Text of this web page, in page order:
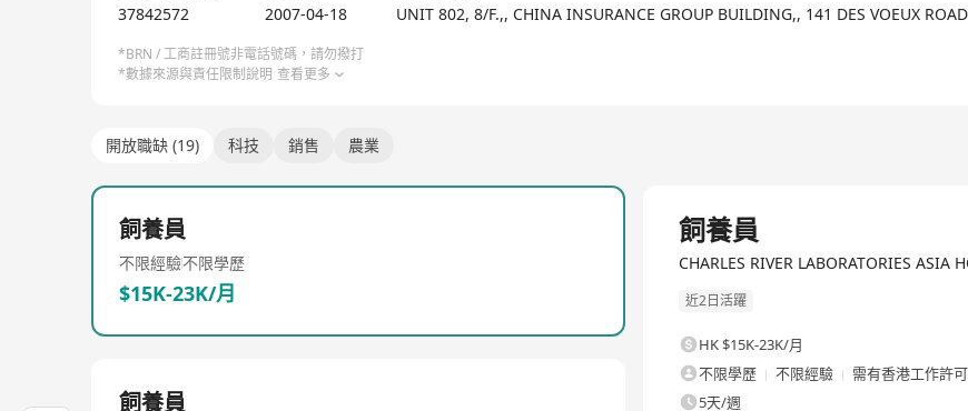
37842572 2007-04-18 UNIT 802, 8/F.,, CHINA INSURANCE GROUP BUILDING,, 141 DES VOEUX
*BRN / 工商註冊號非電話號碼，請勿撥打
*數據來源與責任限制說明 查看更多
開放職缺 (19) 科技 銷售 農業
飼養員
不限經驗不限學歷
$15K-23K/月
飼養員
飼養員
CHARLES RIVER LABORATORIES ASIA
近2日活躍
HK $15K-23K/月
不限學歷
不限經驗
需有香港工作許可
5天/週